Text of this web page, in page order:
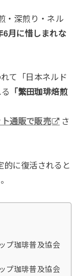
・深煎り・ネル
6月に惜しまれな
て「日本ネルド
「繁田珈琲焙煎
ト通販で販売
さ
的に復活されると
プ珈琲普及協会
プ珈琲普及協会